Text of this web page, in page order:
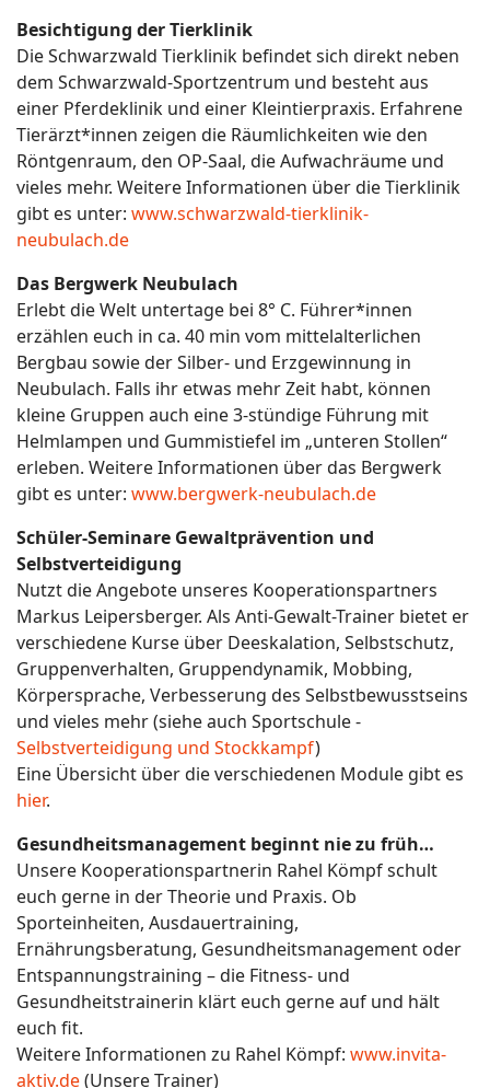
Besichtigung der Tierklinik
Die Schwarzwald Tierklinik befindet sich direkt neben
dem Schwarzwald-Sportzentrum und besteht aus
einer Pferdeklinik und einer Kleintierpraxis. Erfahrene
Tierärzt*innen zeigen die Räumlichkeiten wie den
Röntgenraum, den OP-Saal, die Aufwachräume und
vieles mehr. Weitere Informationen über die Tierklinik
gibt es unter: www.schwarzwald-tierklinik-
neubulach.de
Das Bergwerk Neubulach
Erlebt die Welt untertage bei 8° C. Führer*innen
erzählen euch in ca. 40 min vom mittelalterlichen
Bergbau sowie der Silber- und Erzgewinnung in
Neubulach. Falls ihr etwas mehr Zeit habt, können
kleine Gruppen auch eine 3-stündige Führung mit
Helmlampen und Gummistiefel im „unteren Stollen“
erleben. Weitere Informationen über das Bergwerk
gibt es unter: www.bergwerk-neubulach.de
Schüler-Seminare Gewaltprävention und
Selbstverteidigung
Nutzt die Angebote unseres Kooperationspartners
Markus Leipersberger. Als Anti-Gewalt-Trainer bietet er
verschiedene Kurse über Deeskalation, Selbstschutz,
Gruppenverhalten, Gruppendynamik, Mobbing,
Körpersprache, Verbesserung des Selbstbewusstseins
und vieles mehr (siehe auch Sportschule -
Selbstverteidigung und Stockkampf)
Eine Übersicht über die verschiedenen Module gibt es
hier.
Gesundheitsmanagement beginnt nie zu früh…
Unsere Kooperationspartnerin Rahel Kömpf schult
euch gerne in der Theorie und Praxis. Ob
Sporteinheiten, Ausdauertraining,
Ernährungsberatung, Gesundheitsmanagement oder
Entspannungstraining – die Fitness- und
Gesundheitstrainerin klärt euch gerne auf und hält
euch fit.
Weitere Informationen zu Rahel Kömpf: www.invita-
aktiv.de(Unsere Trainer)